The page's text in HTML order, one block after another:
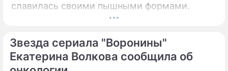
славилась своими пышными формами.
Звезда сериала "Воронины"
Екатерина Волкова сообщила об